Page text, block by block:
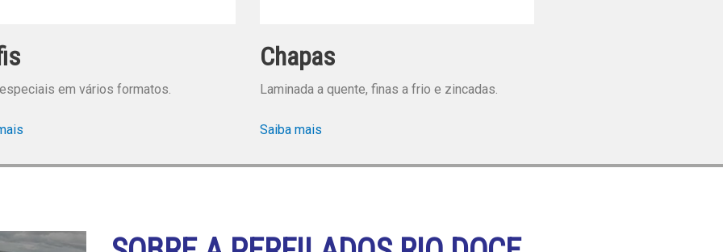
em vários formatos.
Chapas
Laminada a quente, finas a frio e zincadas.
Saiba mais